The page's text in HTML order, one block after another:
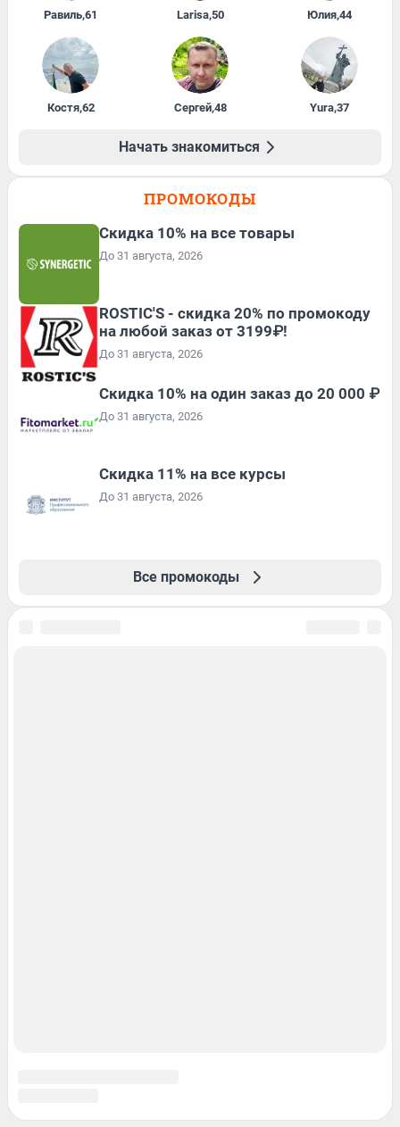
Равиль,61 Larisa,50 Юлия,44
Костя,62 Сергей,48 Yura,37
Начать знакомиться
ПРОМОКОДЫ
Скидка 10% на все товары
До 31 августа, 2026
ROSTIC'S - скидка 20% по промокоду
на любой заказ от 3199₽!
До 31 августа, 2026
Скидка 10% на один заказ до 20 000 ₽
До 31 августа, 2026
Скидка 11% на все курсы
До 31 августа, 2026
Все промокоды